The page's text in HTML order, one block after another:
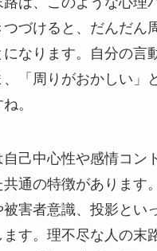
づけると、だんだん
なります。自分の言
「周りがおかしい」
。
己中心性や感情コン
通の特徴があります
害者意識、投影とい
す。理不尽な人の末